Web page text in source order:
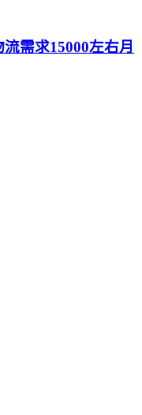
需求15000左右月